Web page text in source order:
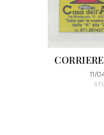
11/